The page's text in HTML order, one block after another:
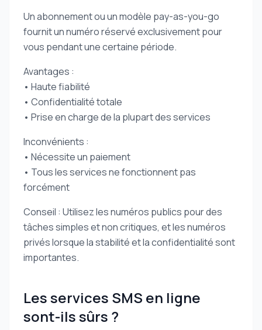
Un abonnement ou un modèle pay-as-you-go
fournit un numéro réservé exclusivement pour
vous pendant une certaine période.
Avantages :
• Haute fiabilité
• Confidentialité totale
• Prise en charge de la plupart des services
Inconvénients :
• Nécessite un paiement
• Tous les services ne fonctionnent pas
forcément
Conseil : Utilisez les numéros publics pour des
tâches simples et non critiques, et les numéros
privés lorsque la stabilité et la confidentialité sont
importantes.
Les services SMS en ligne
sont-ils sûrs ?